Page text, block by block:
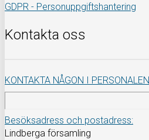
GDPR - Personuppgiftshantering
Kontakta oss
KONTAKTA NÅGON I PERSONALEN
Besöksadress och postadress:
Lindberga församling